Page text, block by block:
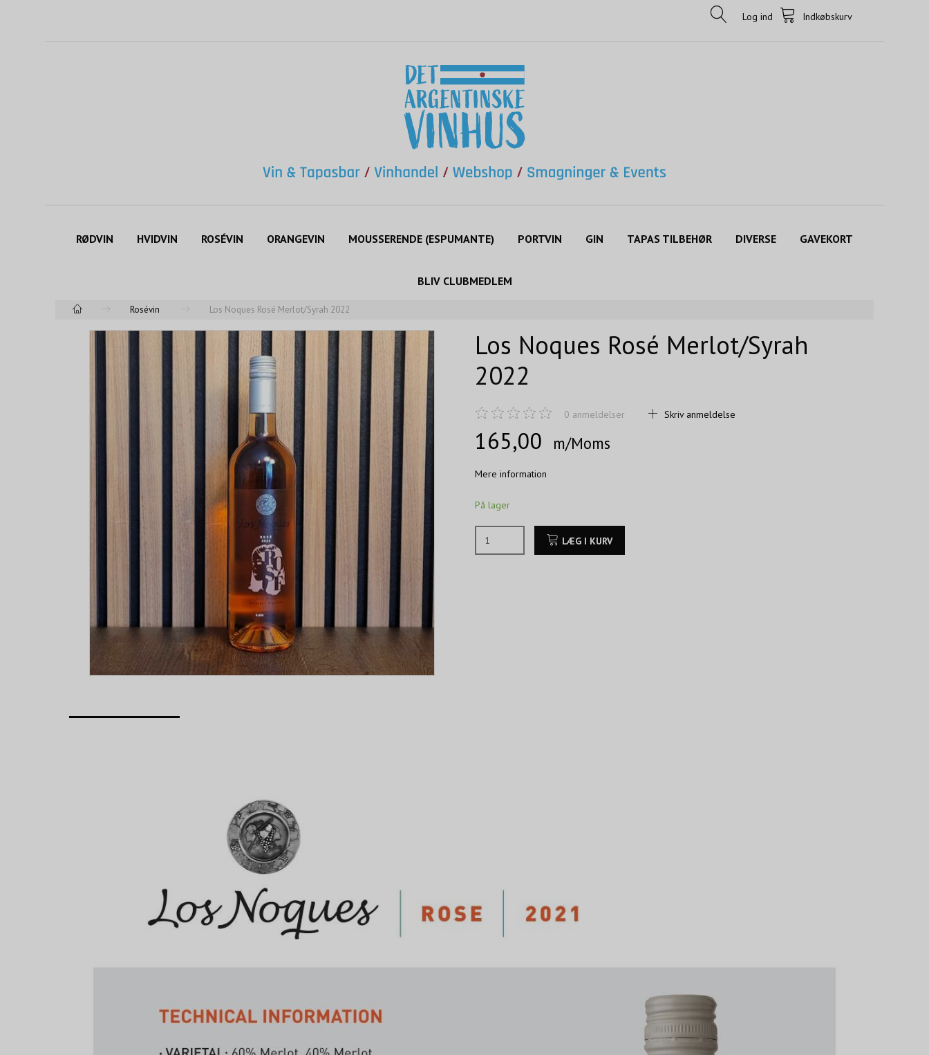
Indkøbskurv
Log ind
RØDVIN HVIDVIN ROSÉVIN ORANGEVIN MOUSSERENDE (ESPUMANTE) PORTVIN GIN TAPAS TILBEHØR DIVERSE GAVEKORT
BLIV CLUBMEDLEM
Rosévin Los Noques Rosé Merlot/Syrah 2022
Los Noques Rosé Merlot/Syrah
2022
0 anmeldelser Skriv anmeldelse
165,00 m/Moms
Mere information
På lager
LÆG I KURV